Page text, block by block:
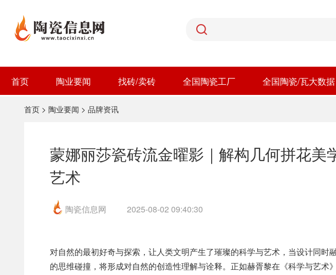
首页 陶业要闻 找砖/卖砖 全国陶瓷工厂 全国陶瓷/瓦大数据
首页 > 陶业要闻 > 品牌资讯
蒙娜丽莎瓷砖流金曜影｜解构几何拼花美
艺术
陶瓷信息网 2025-08-02 09:40:30
对自然的最初好奇与探索，让人类文明产生了璀璨的科学与艺术，当设计同时
的思维碰撞，将形成对自然的创造性理解与诠释。正如赫胥黎在《科学与艺术